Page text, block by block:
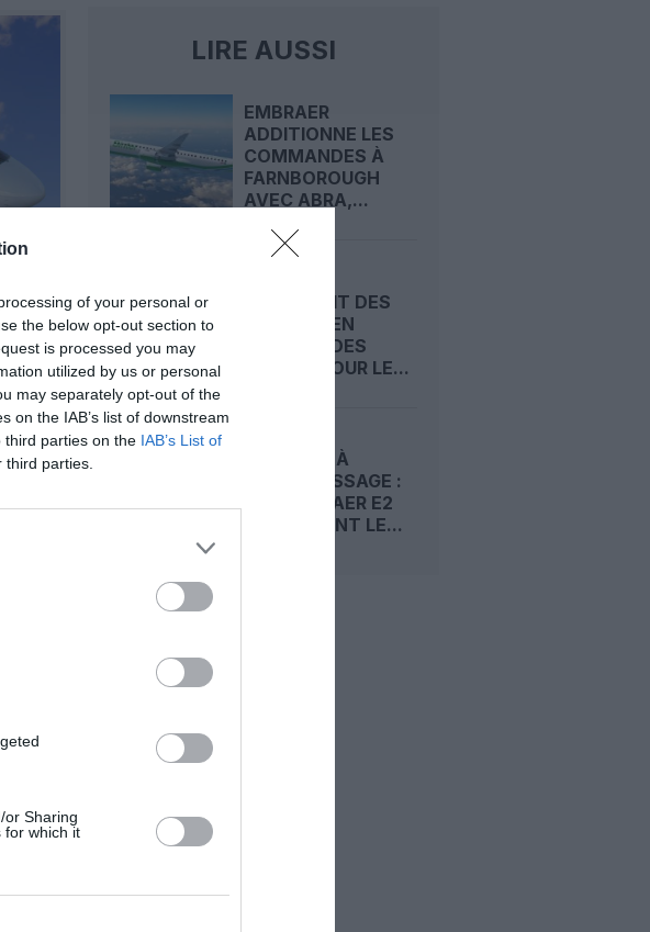
of your personal or
the below opt-out section to
is processed you may
utilized by us or personal
may separately opt-out of the
on the IAB’s list of downstream
third parties on the IAB’s List of
parties.
or Sharing
for which it
LIRE AUSSI
EMBRAER
ADDITIONNE LES
COMMANDES À
FARNBOROUGH
AVEC ABRA,...
CONVERTIT DES
OPTIONS EN
COMMANDES
FERMES POUR LE...
SÉCURITÉ À
L’ATTERRISSAGE :
LES EMBRAER E2
OBTIENNENT LE...